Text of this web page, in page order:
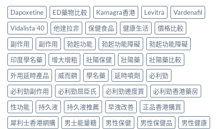
與
選
購
指
南〉
安
全
服
用
南〉
中
正
貨
購
買
南〉
中
用
家
真
實
用
心
得
與
購
買
建
議〉
中
食
最
有
效？
2026
香
港
用
家
必
讀
用
用
量
Dapoxetine ED藥物比較 Kamagra香港 Levitra
Vardenafil
Vidalista 40
他達拉非 保健食品 健康生活
價格比較
副作用
副作用 勃起功能 勃起功能障礙
勃起功能障礙
印度學名藥
增大增粗 壯陽保健 壯陽藥
壯陽藥比較
外用延時產品
威而鋼 學名藥 延時噴劑
必利勁
必利勁副作用
必利勁屈臣氏 必利勁邊度買
必利勁香港藥房
性功能
持久液 持久液推薦 早洩改善
正品香港購買
犀利士香港網購
男士能量糖 男性保健 男性保健品
男性健康